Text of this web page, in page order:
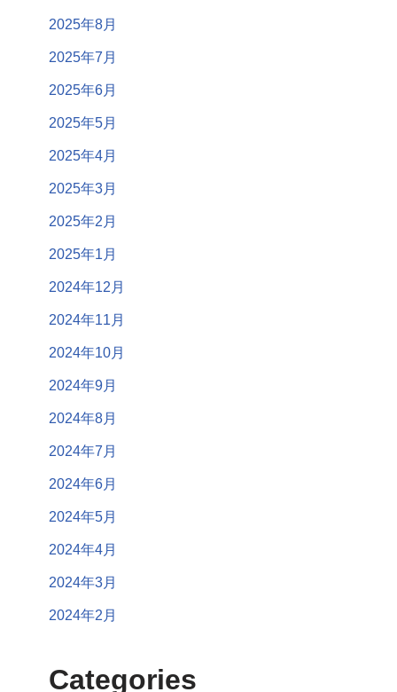
2025年8月
2025年7月
2025年6月
2025年5月
2025年4月
2025年3月
2025年2月
2025年1月
2024年12月
2024年11月
2024年10月
2024年9月
2024年8月
2024年7月
2024年6月
2024年5月
2024年4月
2024年3月
2024年2月
Categories